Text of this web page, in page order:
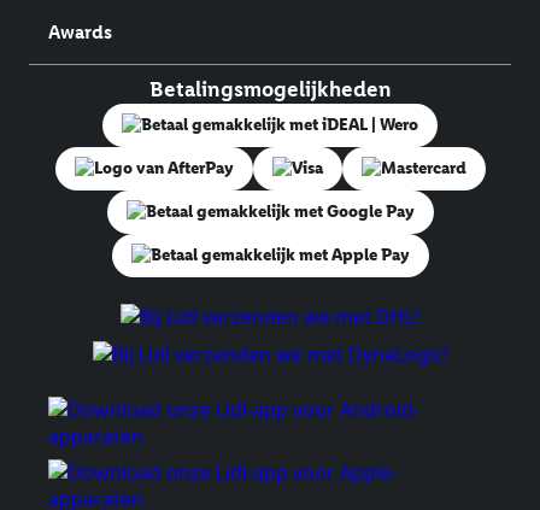
Awards
Betalingsmogelijkheden